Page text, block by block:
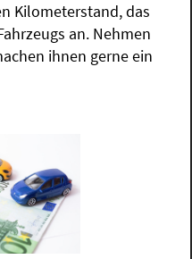
Kilometerstand, das
an. Nehmen
ihnen gerne ein